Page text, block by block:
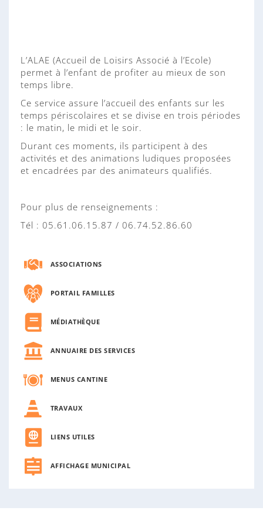
L’ALAE (Accueil de Loisirs Associé à l’Ecole)
permet à l’enfant de profiter au mieux de son
temps libre.
Ce service assure l’accueil des enfants sur les
temps périscolaires et se divise en trois périodes
: le matin, le midi et le soir.
Durant ces moments, ils participent à des
activités et des animations ludiques proposées
et encadrées par des animateurs qualifiés.
Pour plus de renseignements :
Tél : 05.61.06.15.87 / 06.74.52.86.60
ASSOCIATIONS
PORTAIL FAMILLES
MÉDIATHÈQUE
ANNUAIRE DES SERVICES
MENUS CANTINE
TRAVAUX
LIENS UTILES
AFFICHAGE MUNICIPAL